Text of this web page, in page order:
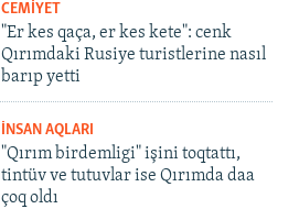
CEMİYET
"Er kes qaça, er kes kete": cenk
Qırımdaki Rusiye turistlerine nasıl
barıp yetti
İNSAN AQLARI
"Qırım birdemligi" işini toqtattı,
tintüv ve tutuvlar ise Qırımda daa
çoq oldı